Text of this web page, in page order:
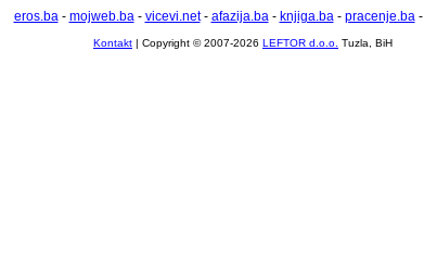
eros.ba- mojweb.ba- vicevi.net- afazija.ba- knjiga.ba- pracenje.ba-
Kontakt | Copyright © 2007-2026 LEFTOR d.o.o. Tuzla, BiH